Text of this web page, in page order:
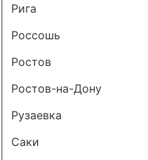
Рига
Россошь
Ростов
Ростов-на-Дону
Рузаевка
Саки